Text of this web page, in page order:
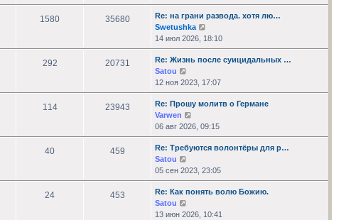
последнему
сообщению
1580 35680
Re: на грани развода. хотя лю…
Swetushka
к
последнему
сообщению
14 июл 2026, 18:10
292 20731
Re: Жизнь после суицидальных …
Satou
к
последнему
сообщению
12 ноя 2023, 17:07
114 23943
Re: Прошу молитв о Германе
Varwen
к
последнему
сообщению
06 авг 2026, 09:15
40 459
Re: Требуются волонтёры для р…
Satou
к
последнему
сообщению
05 сен 2023, 23:05
24 453
Re: Как понять волю Божию.
Satou
к
13 июн 2026, 10:41